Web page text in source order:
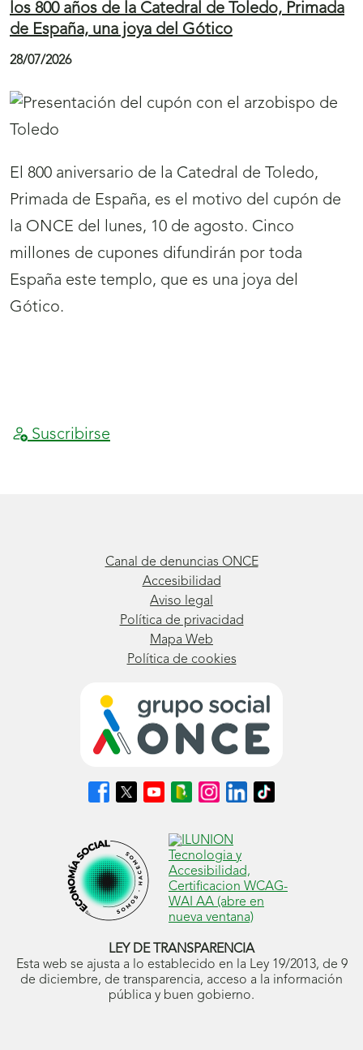
los 800 años de la Catedral de Toledo, Primada
de España, una joya del Gótico
28/07/2026
El 800 aniversario de la Catedral de Toledo,
Primada de España, es el motivo del cupón de
la ONCE del lunes, 10 de agosto. Cinco
millones de cupones difundirán por toda
España este templo, que es una joya del
Gótico.
Suscribirse
Canal de denuncias ONCE
Accesibilidad
Aviso legal
Política de privacidad
Mapa Web
Política de cookies
Síguenos
en
abrirá
en
ventana
nueva)
Síguenos
en
abrirá
en
ventana
nueva)
Síguenos
en
abrirá
en
ventana
nueva)
Síguenos
en
Blog
ONCE
(se
abrirá
en
ventana
nueva)
Síguenos
en
(se
abrirá
en
ventana
nueva)
Síguenos
en
(se
abrirá
en
ventana
nueva)
Síguenos
en
ventana
nueva)
LEY DE TRANSPARENCIA
Esta web se ajusta a lo establecido en la Ley 19/2013, de 9
de diciembre, de transparencia, acceso a la información
pública y buen gobierno.